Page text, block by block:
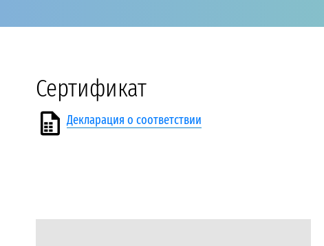
Сертификат
Декларация о соответствии